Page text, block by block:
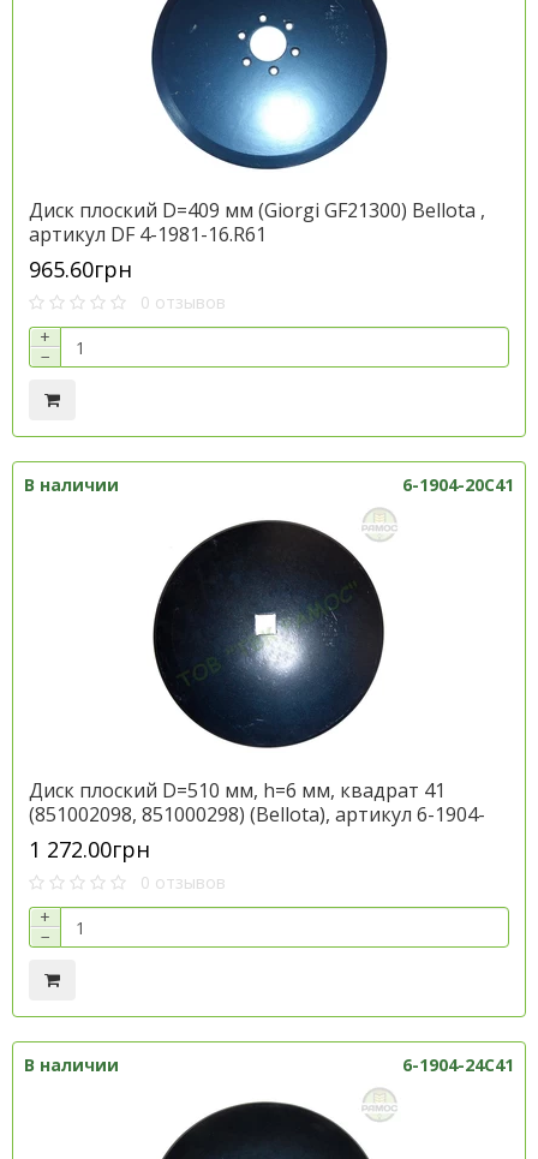
Диск плоский D=409 мм (Giorgi GF21300) Bellota ,
артикул DF 4-1981-16.R61
965.60грн
0 отзывов
+
−
В наличии 6-1904-20С41
Диск плоский D=510 мм, h=6 мм, квадрат 41
(851002098, 851000298) (Bellota), артикул 6-1904-
20С41
1 272.00грн
0 отзывов
+
−
В наличии 6-1904-24С41